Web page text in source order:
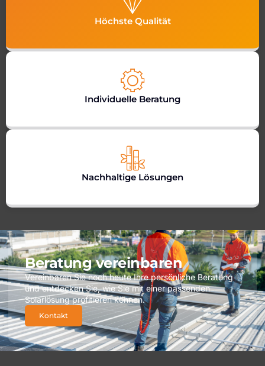
Höchste Qualität
Individuelle Beratung
Nachhaltige Lösungen
Beratung vereinbaren
Vereinbaren Sie noch heute Ihre persönliche Beratung
und entdecken Sie, wie Sie mit einer passenden
Solarlösung profitieren können.
Kontakt